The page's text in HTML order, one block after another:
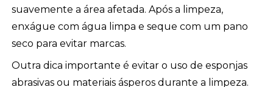
suavemente a área afetada. Após a limpeza,
enxágue com água limpa e seque com um pano
seco para evitar marcas.
Outra dica importante é evitar o uso de esponjas
abrasivas ou materiais ásperos durante a limpeza.